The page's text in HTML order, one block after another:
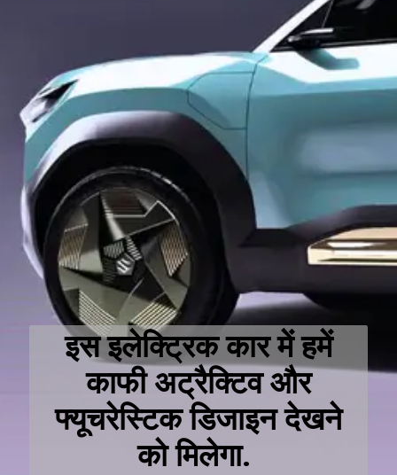
इस इलेक्ट्रिक कार में हमें
काफी अट्रैक्टिव और
फ्यूचरेस्टिक डिजाइन देखने
को मिलेगा.